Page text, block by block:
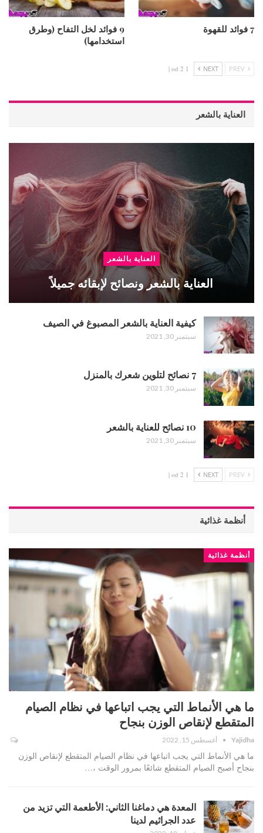
7 فوائد للقهوة
9 فوائد لخل التفاح (وطرق
استخدامها)
NEXT
1 od 2 |
العناية بالشعر
العناية بالشعر
العناية بالشعر ونصائح لإبقائه جميلاً
كيفية العناية بالشعر المصبوغ في الصيف
سبتمبر 30, 2021
7 نصائح لتلوين شعرك بالمنزل
سبتمبر 30, 2021
10 نصائح للعناية بالشعر
سبتمبر 30, 2021
NEXT
1 od 2 |
أنظمة غذائية
أنظمة غذائية
ما هي الأنماط التي يجب اتباعها في نظام الصيام
المتقطع لإنقاص الوزن بنجاح
Yajidha أغسطس 15, 2022
ما هي الأنماط التي يجب اتباعها في نظام الصيام المتقطع لإنقاص الوزن
بنجاح أصبح الصيام المتقطع شائعًا بمرور الوقت ،…
المعدة هي دماغنا الثاني: الأطعمة التي تزيد من
عدد الجراثيم لدينا